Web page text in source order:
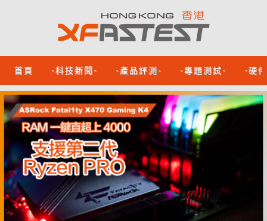
首頁 -科技新聞- -產品評測- -專題測試- -硬